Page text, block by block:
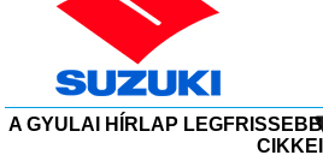
A GYULAI HÍRLAP LEGFRISSEBB
CIKKEI